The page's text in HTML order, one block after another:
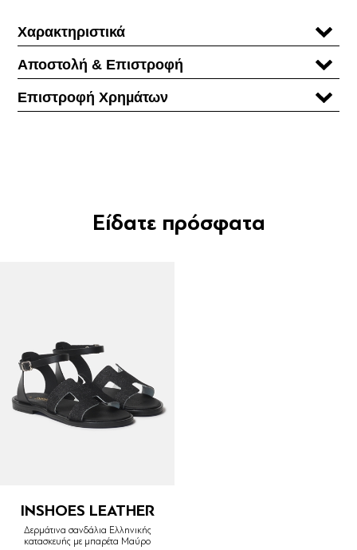
Χαρακτηριστικά
Αποστολή & Επιστροφή
Επιστροφή Χρηµάτων
Είδατε πρόσφατα
INSHOES LEATHER
Δερμάτινα σανδάλια Ελληνικής
κατασκευής με μπαρέτα Μαύρο